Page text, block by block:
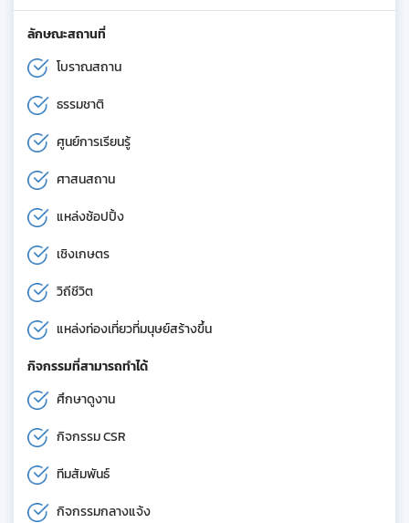
ลักษณะสถานที่
โบราณสถาน
ธรรมชาติ
ศูนย์การเรียนรู้
ศาสนสถาน
แหล่งช้อปปิ้ง
เชิงเกษตร
วิถีชีวิต
แหล่งท่องเที่ยวที่มนุษย์สร้างขึ้น
กิจกรรมที่สามารถทำได้
ศึกษาดูงาน
กิจกรรม CSR
ทีมสัมพันธ์
กิจกรรมกลางแจ้ง